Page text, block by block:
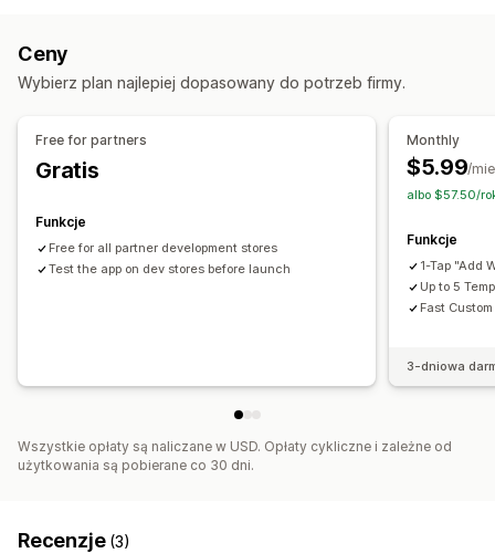
Ceny
Wybierz plan najlepiej dopasowany do potrzeb firmy.
Free for partners
Gratis
Funkcje
Free for all partner development stores
Test the app on dev stores before launch
Monthly
$5.99/
albo $57.50/
Funkcje
1-Tap "Add
Up to 5
Fast
3-dniowa
Wszystkie opłaty są naliczane w USD. Opłaty cykliczne i zależne od
użytkowania są pobierane co 30 dni.
Recenzje (3)